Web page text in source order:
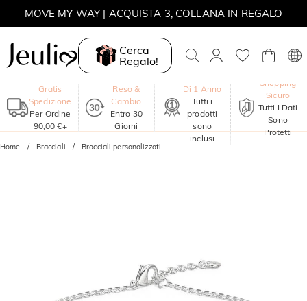
MOVE MY WAY | ACQUISTA 3, COLLANA IN REGALO
Cerca
Regalo!
Gratis
Spedizione
Per Ordine
90,00 €+
Reso &
Cambio
Entro 30
Giorni
Di 1 Anno
Tutti i
prodotti
sono
inclusi
Shopping
Sicuro
Tutti I Dati
Sono
Protetti
Home Bracciali Bracciali personalizzati